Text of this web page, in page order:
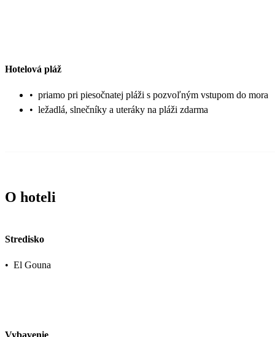
Hotelová pláž
• priamo pri piesočnatej pláži s pozvoľným vstupom do mora
• ležadlá, slnečníky a uteráky na pláži zdarma
O hoteli
Stredisko
• El Gouna